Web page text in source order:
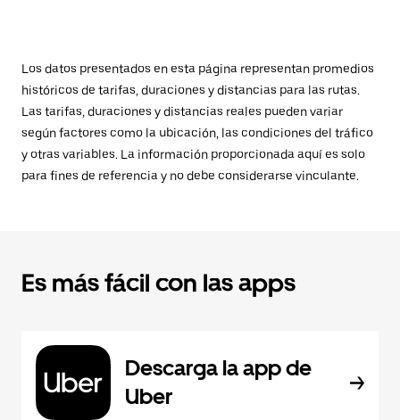
Los datos presentados en esta página representan promedios
históricos de tarifas, duraciones y distancias para las rutas.
Las tarifas, duraciones y distancias reales pueden variar
según factores como la ubicación, las condiciones del tráfico
y otras variables. La información proporcionada aquí es solo
para fines de referencia y no debe considerarse vinculante.
Es más fácil con las apps
Descarga la app de
Uber